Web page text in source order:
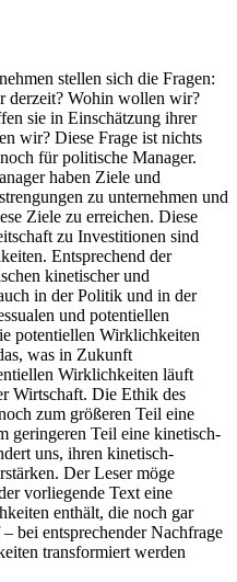
stellen sich die Fragen:
derzeit? Wohin wollen wir?
sie in Einschätzung ihrer
wir? Diese Frage ist nichts
für politische Manager.
haben Ziele und
zu unternehmen und
Ziele zu erreichen. Diese
zu Investitionen sind
Entsprechend der
kinetischer und
in der Politik und in der
und potentiellen
potentiellen Wirklichkeiten
was in Zukunft
Wirklichkeiten läuft
Wirtschaft. Die Ethik des
zum größeren Teil eine
geringeren Teil eine kinetisch-
uns, ihren kinetisch-
Der Leser möge
vorliegende Text eine
enthält, die noch gar
bei entsprechender Nachfrage
transformiert werden